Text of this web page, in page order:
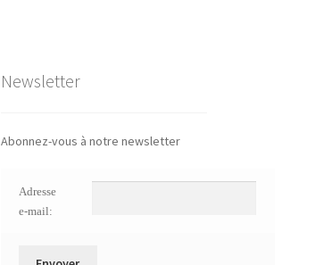
Newsletter
Abonnez-vous à notre newsletter
Adresse
e-mail: